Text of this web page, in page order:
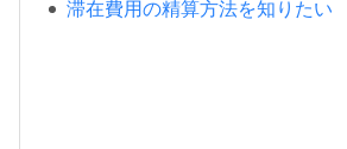
滞在費用の精算方法を知りたい